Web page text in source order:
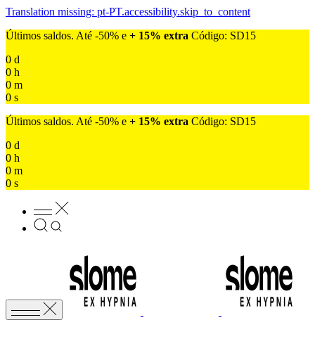
Translation missing: pt-PT.accessibility.skip_to_content
Últimos saldos. Até -50% e + 15% extra Código: SD15
0 d
0 h
0 m
0 s
Últimos saldos. Até -50% e + 15% extra Código: SD15
0 d
0 h
0 m
0 s